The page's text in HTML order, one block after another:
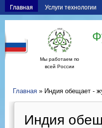
Главная Услуги технологии
Мы работаем по
всей России
Главная » Индия обещает -
Индия